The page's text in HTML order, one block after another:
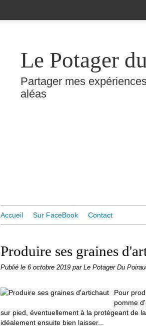
Le Potager
Partager mes
aléas
Accueil Sur FaceBook Contact
Produire ses graines
Publié le 6 octobre 2019 par Le Potager Du
Pour
pomme
sur pied, éventuellement à la protègeant de
idéalement ensuite bien laisser...